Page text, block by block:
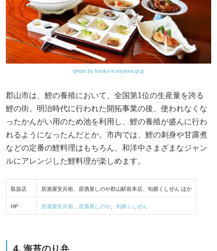
photo by kanko-koriyama.gr.jp
郡山市は、鯉の養殖において、全国第1位の生産量を誇る
鯉の街。明治時代に行われた開拓事業の後、使われなくな
ったかんがい用のため池を利用し、鯉の養殖が盛んに行わ
れるようになったんだとか。市内では、鯉の刺身や甘露煮
などの定番の鯉料理はもちろん、和洋中さまざまなジャン
ルにアレンジした鯉料理が楽しめます。
取扱店 居酒屋安兵衛、居酒屋しのや郡山駅前本店、旬膳くしぜん ほか
HP 居酒屋安兵衛、 居酒屋しのや、 旬膳くしぜん